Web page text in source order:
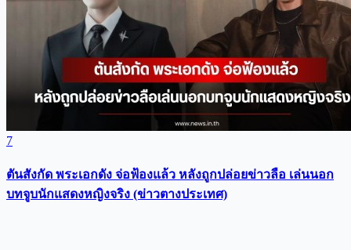
7
ตันสังกัด พระเอกดัง จ่อฟ้องแล้ว หลังถูกปล่อยข่าวลือ เล่นนอก
บทจูบนักแสดงหญิงจริง (ข่าวตางประเทศ)